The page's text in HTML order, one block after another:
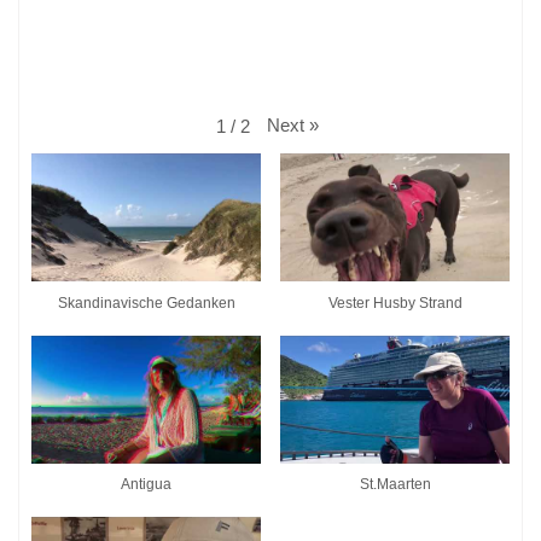
1 / 2 Next »
Skandinavische Gedanken Vester Husby Strand
Antigua St.Maarten